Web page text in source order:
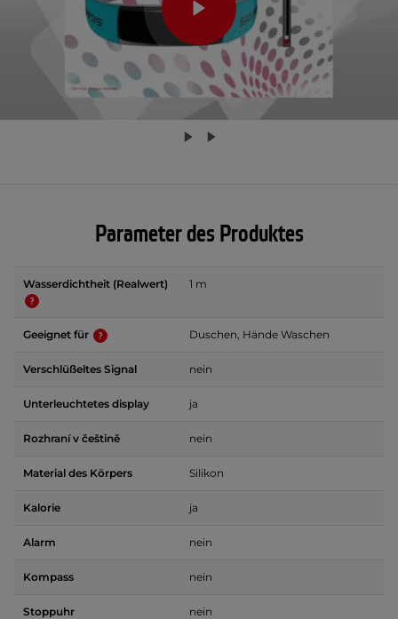
Parameter des Produktes
Wasserdichtheit (Realwert) 1 m
Geeignet für Duschen, Hände Waschen
Verschlüßeltes Signal nein
Unterleuchtetes display ja
Rozhraní v češtině nein
Material des Körpers Silikon
Kalorie ja
Alarm nein
Kompass nein
Stoppuhr nein